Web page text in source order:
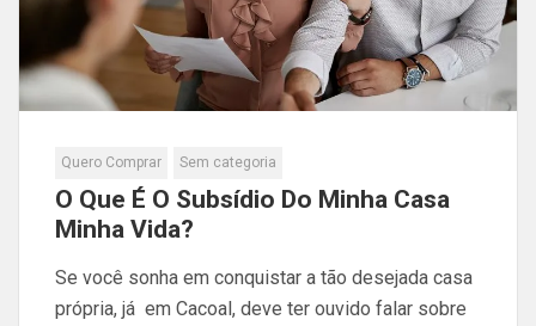
Quero Comprar Sem categoria
O Que É O Subsídio Do Minha Casa
Minha Vida?
Se você sonha em conquistar a tão desejada casa
própria, já em Cacoal, deve ter ouvido falar sobre